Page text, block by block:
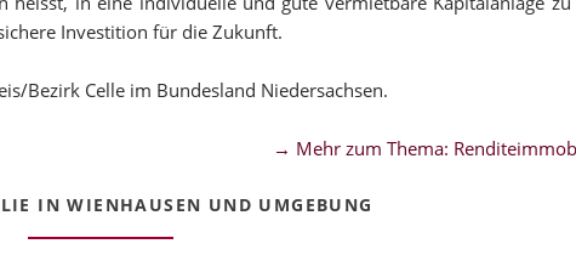
Investition für die Zukunft.
Bezirk Celle im Bundesland Niedersachsen.
→ Mehr zum Thema:
IN WIENHAUSEN UND UMGEBUNG